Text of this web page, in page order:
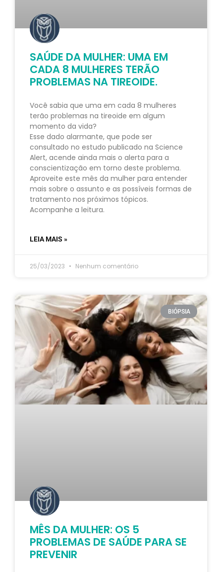
SAÚDE DA MULHER: UMA EM
CADA 8 MULHERES TERÃO
PROBLEMAS NA TIREOIDE.
Você sabia que uma em cada 8 mulheres
terão problemas na tireoide em algum
momento da vida?
Esse dado alarmante, que pode ser
consultado no estudo publicado na Science
Alert, acende ainda mais o alerta para a
conscientização em torno deste problema.
Aproveite este mês da mulher para entender
mais sobre o assunto e as possíveis formas de
tratamento nos próximos tópicos.
Acompanhe a leitura.
LEIA MAIS »
25/03/2023 Nenhum comentário
BIÓPSIA
MÊS DA MULHER: OS 5
PROBLEMAS DE SAÚDE PARA SE
PREVENIR